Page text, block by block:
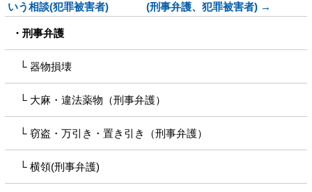
いう相談(犯罪被害者)
(刑事弁護、犯罪被害者) →
刑事弁護
器物損壊
大麻・違法薬物（刑事弁護）
窃盗・万引き・置き引き（刑事弁護）
横領(刑事弁護)